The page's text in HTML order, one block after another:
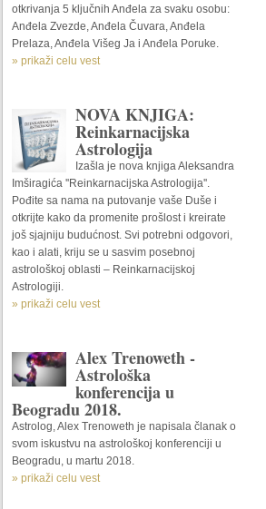
otkrivanja 5 ključnih Anđela za svaku osobu:
Anđela Zvezde, Anđela Čuvara, Anđela
Prelaza, Anđela Višeg Ja i Anđela Poruke.
» prikaži celu vest
NOVA KNJIGA:
Reinkarnacijska
Astrologija
Izašla je nova knjiga Aleksandra
Imširagića ''Reinkarnacijska Astrologija''.
Pođite sa nama na putovanje vaše Duše i
otkrijte kako da promenite prošlost i kreirate
još sjajniju budućnost. Svi potrebni odgovori,
kao i alati, kriju se u sasvim posebnoj
astrološkoj oblasti – Reinkarnacijskoj
Astrologiji.
» prikaži celu vest
Alex Trenoweth -
Astrološka
konferencija u
Beogradu 2018.
Astrolog, Alex Trenoweth je napisala članak o
svom iskustvu na astrološkoj konferenciji u
Beogradu, u martu 2018.
» prikaži celu vest